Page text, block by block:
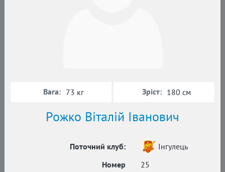
Рожко Віталій Іванович
Поточний клуб:
Інгулець
Номер
25
Вага: 73 кг Зріст: 180 см